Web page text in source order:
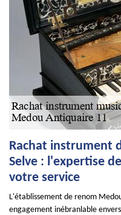
Rachat instrument
Selve : l'expertise
votre service
L'établissement de renom
engagement inébranlable